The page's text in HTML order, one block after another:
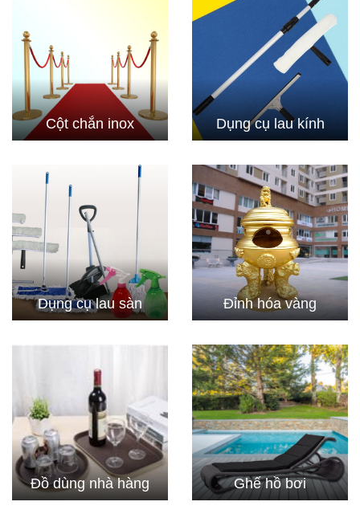
Cột chắn inox Dụng cụ lau kính
Dụng cụ lau sàn Đỉnh hóa vàng
Đồ dùng nhà hàng Ghế hồ bơi